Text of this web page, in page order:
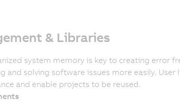
& Libraries
system memory is key to creating error
and solving software issues more easily. User
and enable projects to be reused.